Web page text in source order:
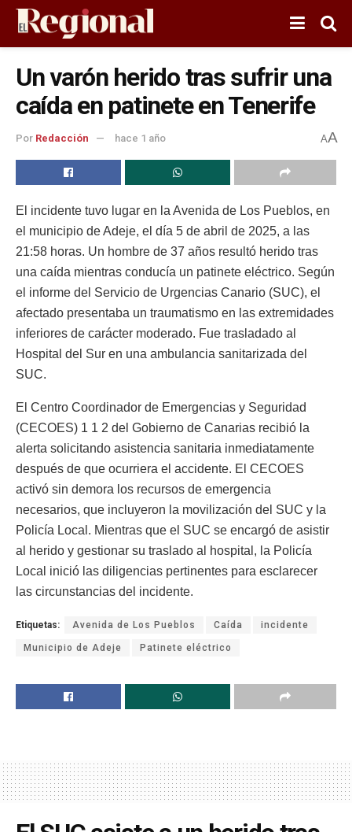
Un varón herido tras sufrir una
caída en patinete en Tenerife
Por Redacción hace 1 año AA
El incidente tuvo lugar en la Avenida de Los Pueblos, en
el municipio de Adeje, el día 5 de abril de 2025, a las
21:58 horas. Un hombre de 37 años resultó herido tras
una caída mientras conducía un patinete eléctrico. Según
el informe del Servicio de Urgencias Canario (SUC), el
afectado presentaba un traumatismo en las extremidades
inferiores de carácter moderado. Fue trasladado al
Hospital del Sur en una ambulancia sanitarizada del
SUC.
El Centro Coordinador de Emergencias y Seguridad
(CECOES) 1 1 2 del Gobierno de Canarias recibió la
alerta solicitando asistencia sanitaria inmediatamente
después de que ocurriera el accidente. El CECOES
activó sin demora los recursos de emergencia
necesarios, que incluyeron la movilización del SUC y la
Policía Local. Mientras que el SUC se encargó de asistir
al herido y gestionar su traslado al hospital, la Policía
Local inició las diligencias pertinentes para esclarecer
las circunstancias del incidente.
Etiquetas: Avenida de Los Pueblos Caída incidente
Municipio de Adeje Patinete eléctrico